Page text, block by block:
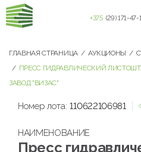
+375 (29) 171-47-
ГЛАВНАЯ СТРАНИЦА АУКЦИОНЫ
ПРЕСС ГИДРАВЛИЧЕСКИЙ
ЗАВОД "ВИЗАС"
Номер лота: 110622106981
НАИМЕНОВАНИЕ
Пресс